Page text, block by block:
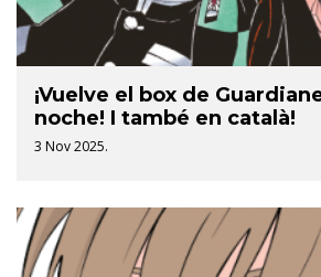
¡Vuelve el box de
noche! I també en català!
3 Nov 2025.